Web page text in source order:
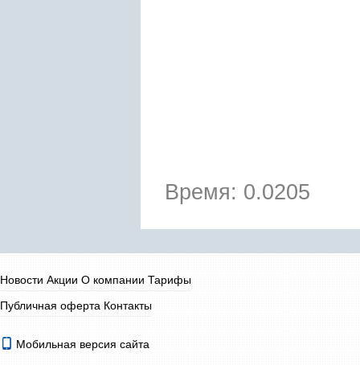
Время: 0.0205
Новости Акции О компании Тарифы
Публичная оферта Контакты
Мобильная версия сайта